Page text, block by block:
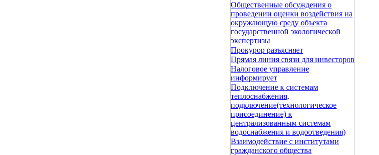
Общественные обсуждения о
проведении оценки воздействия на
окружающую среду объекта
государственной экологической
экспертизы
Прокурор разъясняет
Прямая линия связи для инвесторов
Налоговое управление
информирует
Подключение к системам
теплоснабжения,
подключение(технологическое
присоединение) к
централизованным системам
водоснабжения и водоотведения)
Взаимодействие с институтами
гражданского общества